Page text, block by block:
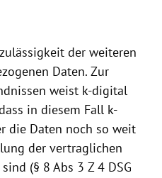
der weiteren
Daten. Zur
weist k-digital
in diesem Fall k-
die Daten noch so weit
der vertraglichen
(§ 8 Abs 3 Z 4 DSG